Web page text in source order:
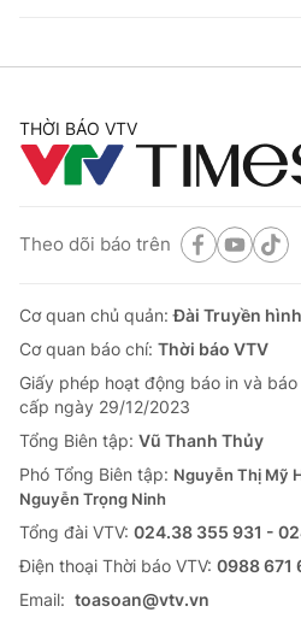
THỜI BÁO VTV
Theo dõi báo trên
Cơ quan chủ quản:Đài Truyền
Cơ quan báo chí: Thời báo VTV
Giấy phép hoạt động báo in và
cấp ngày 29/12/2023
Tổng Biên tập: Vũ Thanh Thủy
Phó Tổng Biên tập: Nguyễn Thị Mỹ
Nguyễn Trọng Ninh
Tổng đài VTV: 024.38 355 931 -
Ðiện thoại Thời báo VTV: 0988 671
Email: toasoan@vtv.vn